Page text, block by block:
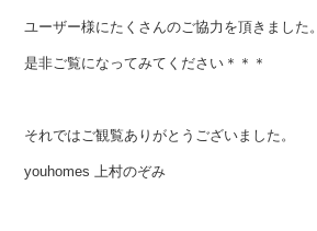
ユーザー様にたくさんのご協力を頂きました。
是非ご覧になってみてください＊＊＊
それではご観覧ありがとうございました。
youhomes 上村のぞみ